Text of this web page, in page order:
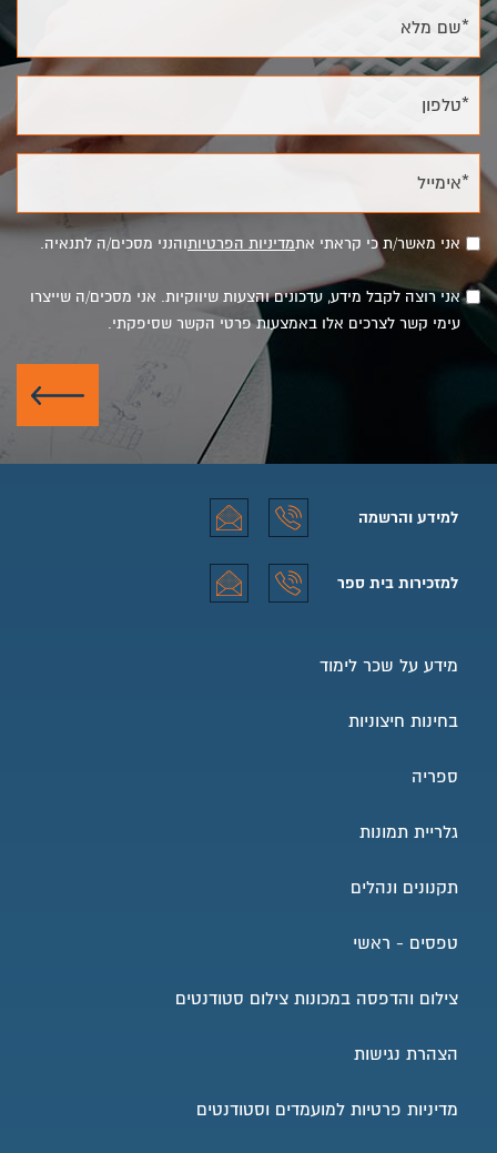
*שם מלא
*טלפון
*אימייל
אני מאשר/ת כי קראתי אתמדיניות הפרטיותוהנני מסכים/ה לתנאיה.
אני רוצה לקבל מידע, עדכונים והצעות שיווקיות. אני מסכים/ה שייצרו
עימי קשר לצרכים אלו באמצעות פרטי הקשר שסיפקתי.
שלח
למידע והרשמה
למידע והרשמה טלפון
למידע והרשמה אימייל
למזכירות בית ספר
מידע על שכר לימוד
בחינות חיצוניות
ספריה
גלריית תמונות
תקנונים ונהלים
טפסים - ראשי
צילום והדפסה במכונות צילום סטודנטים
הצהרת נגישות
מדיניות פרטיות למועמדים וסטודנטים